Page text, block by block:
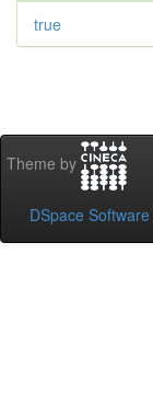
true
Theme by
DSpace Software